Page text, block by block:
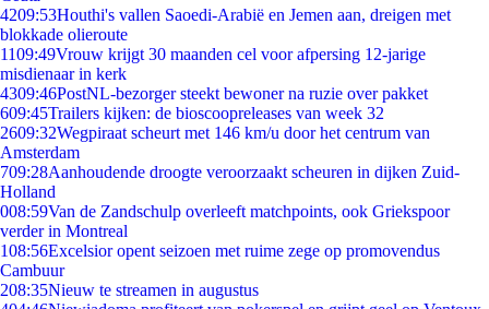
4209:53Houthi's vallen Saoedi-Arabië en Jemen aan, dreigen met
blokkade olieroute
1109:49Vrouw krijgt 30 maanden cel voor afpersing 12-jarige
misdienaar in kerk
4309:46PostNL-bezorger steekt bewoner na ruzie over pakket
609:45Trailers kijken: de bioscoopreleases van week 32
2609:32Wegpiraat scheurt met 146 km/u door het centrum van
Amsterdam
709:28Aanhoudende droogte veroorzaakt scheuren in dijken Zuid-
Holland
008:59Van de Zandschulp overleeft matchpoints, ook Griekspoor
verder in Montreal
108:56Excelsior opent seizoen met ruime zege op promovendus
Cambuur
208:35Nieuw te streamen in augustus